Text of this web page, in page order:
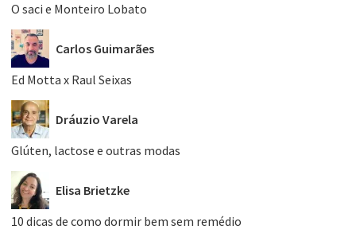
O saci e Monteiro Lobato
Carlos Guimarães
Ed Motta x Raul Seixas
Dráuzio Varela
Glúten, lactose e outras modas
Elisa Brietzke
10 dicas de como dormir bem sem remédio